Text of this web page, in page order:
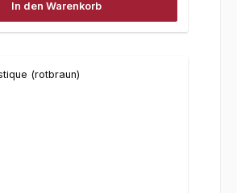
In den Warenkorb